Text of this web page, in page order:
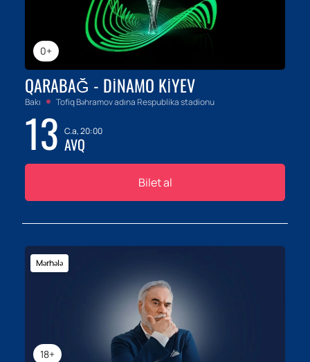
0+
QARABAĞ - DINAMO KIYEV
Bakı Tofiq Bəhramov adına Respublika stadionu
13 C.a, 20:00
AVQ
Bilet al
18+
Mərhələ